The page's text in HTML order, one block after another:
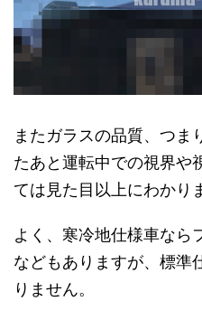
またガラスの品質、つま
たあと運転中での視界や
ては見た目以上にわかり
よく、寒冷地仕様車なら
などもありますが、標準
りません。